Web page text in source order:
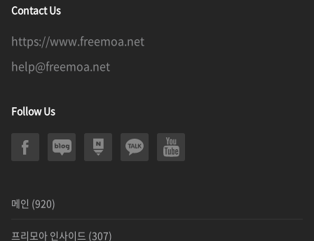
Contact Us
https://www.freemoa.net
help@freemoa.net
Follow Us
메인 (920)
프리모아 인사이드 (307)